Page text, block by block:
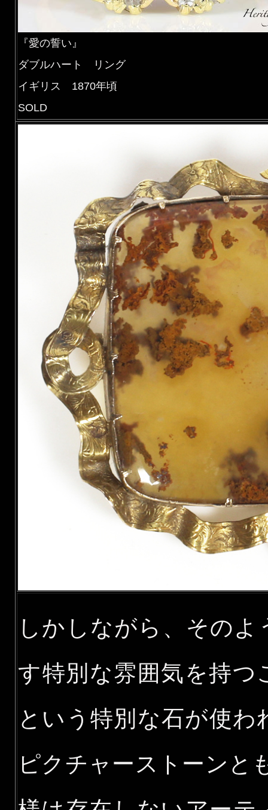
『愛の誓い』
ダブルハート リング
イギリス 1870年頃
SOLD
しかしながら、その
す特別な雰囲気を持つ
という特別な石が使
ピクチャーストーンと